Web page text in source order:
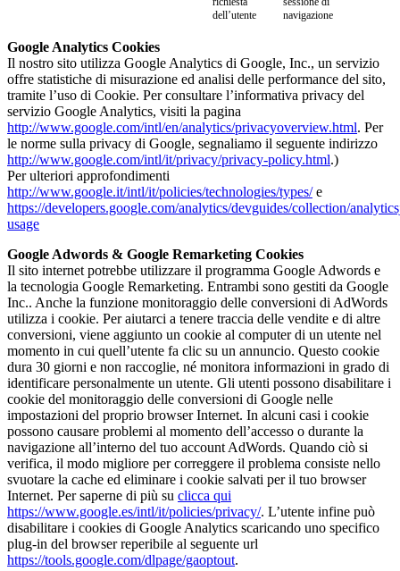
dell’utente
navigazione
Google Analytics Cookies
Il nostro sito utilizza Google Analytics di Google, Inc., un servizio
offre statistiche di misurazione ed analisi delle performance del sito,
tramite l’uso di Cookie. Per consultare l’informativa privacy del
servizio Google Analytics, visiti la pagina
http://www.google.com/intl/en/analytics/privacyoverview.html. Per
le norme sulla privacy di Google, segnaliamo il seguente indirizzo
http://www.google.com/intl/it/privacy/privacy-policy.html.)
Per ulteriori approfondimenti
http://www.google.it/intl/it/policies/technologies/types/e
https://developers.google.com/analytics/devguides/collection/
usage
Google Adwords & Google Remarketing Cookies
Il sito internet potrebbe utilizzare il programma Google Adwords e
la tecnologia Google Remarketing. Entrambi sono gestiti da Google
Inc.. Anche la funzione monitoraggio delle conversioni di AdWords
utilizza i cookie. Per aiutarci a tenere traccia delle vendite e di altre
conversioni, viene aggiunto un cookie al computer di un utente nel
momento in cui quell’utente fa clic su un annuncio. Questo cookie
dura 30 giorni e non raccoglie, né monitora informazioni in grado di
identificare personalmente un utente. Gli utenti possono disabilitare i
cookie del monitoraggio delle conversioni di Google nelle
impostazioni del proprio browser Internet. In alcuni casi i cookie
possono causare problemi al momento dell’accesso o durante la
navigazione all’interno del tuo account AdWords. Quando ciò si
verifica, il modo migliore per correggere il problema consiste nello
svuotare la cache ed eliminare i cookie salvati per il tuo browser
Internet. Per saperne di più su clicca qui
https://www.google.es/intl/it/policies/privacy/. L’utente infine può
disabilitare i cookies di Google Analytics scaricando uno specifico
plug-in del browser reperibile al seguente url
https://tools.google.com/dlpage/gaoptout.